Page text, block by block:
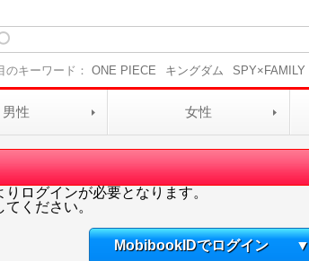
のキーワード： ONE PIECE キングダム SPY×FAMILY
男性 女性
ログインが必要となります。
ください。
MobibookIDでログイン ▼